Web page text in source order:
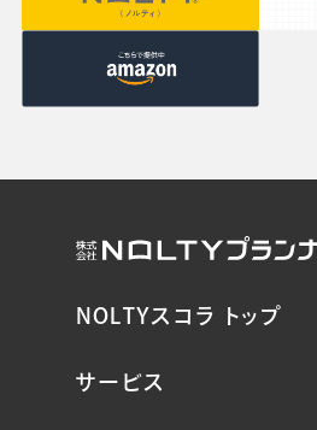
NOLTYスコラ トップ
サービス